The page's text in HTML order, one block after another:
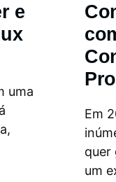
e
uma
Em
quer
um